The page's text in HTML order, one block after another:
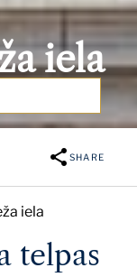
iela
SHARE
iela
telpas